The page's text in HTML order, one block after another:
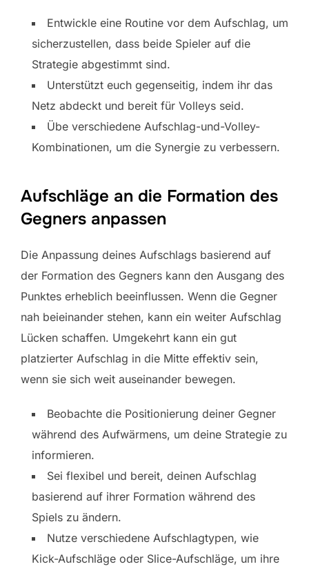
Entwickle eine Routine vor dem Aufschlag, um
sicherzustellen, dass beide Spieler auf die
Strategie abgestimmt sind.
Unterstützt euch gegenseitig, indem ihr das
Netz abdeckt und bereit für Volleys seid.
Übe verschiedene Aufschlag-und-Volley-
Kombinationen, um die Synergie zu verbessern.
Aufschläge an die Formation des
Gegners anpassen
Die Anpassung deines Aufschlags basierend auf
der Formation des Gegners kann den Ausgang des
Punktes erheblich beeinflussen. Wenn die Gegner
nah beieinander stehen, kann ein weiter Aufschlag
Lücken schaffen. Umgekehrt kann ein gut
platzierter Aufschlag in die Mitte effektiv sein,
wenn sie sich weit auseinander bewegen.
Beobachte die Positionierung deiner Gegner
während des Aufwärmens, um deine Strategie zu
informieren.
Sei flexibel und bereit, deinen Aufschlag
basierend auf ihrer Formation während des
Spiels zu ändern.
Nutze verschiedene Aufschlagtypen, wie
Kick-Aufschläge oder Slice-Aufschläge, um ihre